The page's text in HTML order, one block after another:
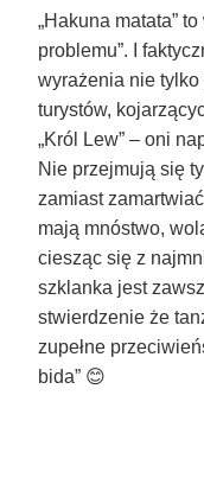
„Hakuna matata”
problemu”. I
wyrażenia nie
turystów,
„Król Lew” – oni
Nie przejmują się
zamiast
mają mnóstwo,
ciesząc się z
szklanka jest
stwierdzenie że
zupełne
bida” 😊